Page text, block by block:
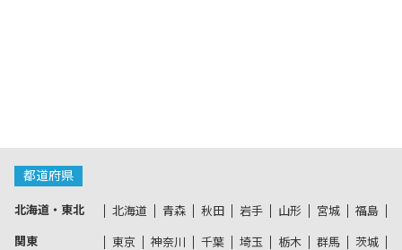
都道府県
北海道・東北 北海道 青森 秋田 岩手 山形 宮城 福島
関東 東京 神奈川 千葉 埼玉 栃木 群馬 茨城